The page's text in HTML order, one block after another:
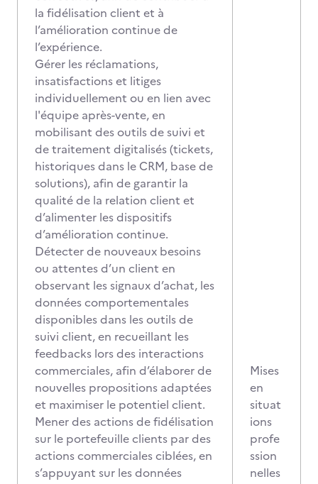
la fidélisation client et à
l’amélioration continue de
l’expérience.
Gérer les réclamations,
insatisfactions et litiges
individuellement ou en lien avec
l'équipe après-vente, en
mobilisant des outils de suivi et
de traitement digitalisés (tickets,
historiques dans le CRM, base de
solutions), afin de garantir la
qualité de la relation client et
d’alimenter les dispositifs
d’amélioration continue.
Détecter de nouveaux besoins
ou attentes d’un client en
observant les signaux d’achat, les
données comportementales
disponibles dans les outils de
suivi client, en recueillant les
feedbacks lors des interactions
commerciales, afin d’élaborer de
nouvelles propositions adaptées
et maximiser le potentiel client.
Mener des actions de fidélisation
sur le portefeuille clients par des
actions commerciales ciblées, en
s’appuyant sur les données
Mises
en
situat
ions
profe
ssion
nelles